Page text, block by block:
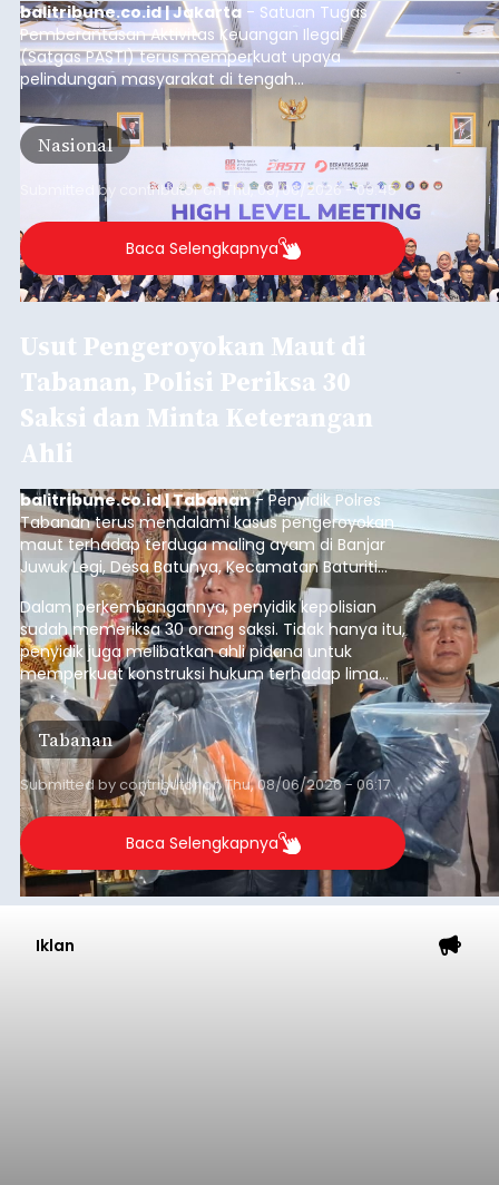
balitribune.co.id | Jakarta - Satuan Tugas
Pemberantasan Aktivitas Keuangan Ilegal
(Satgas PASTI) terus memperkuat upaya
pelindungan masyarakat di tengah
meningkatnya ancaman penipuan digital yang
semakin kompleks.
Nasional
Submitted by contributoronThu, 08/06/2026 - 09:45
Baca Selengkapnya
Usut Pengeroyokan Maut di
Tabanan, Polisi Periksa 30
Saksi dan Minta Keterangan
Ahli
balitribune.co.id | Tabanan- Penyidik Polres
Tabanan terus mendalami kasus pengeroyokan
maut terhadap terduga maling ayam di Banjar
Juwuk Legi, Desa Batunya, Kecamatan Baturiti
yang terjadi beberapa waktu lalu.
Dalam perkembangannya, penyidik kepolisian
sudah memeriksa 30 orang saksi. Tidak hanya itu,
penyidik juga melibatkan ahli pidana untuk
memperkuat konstruksi hukum terhadap lima
orang tersangka yang saat ini ditahan.
Tabanan
Submitted bycontributoronThu, 08/06/2026 - 06:17
Baca Selengkapnya
Iklan